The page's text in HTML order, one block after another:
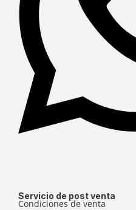
Servicio de post venta
Condiciones de venta